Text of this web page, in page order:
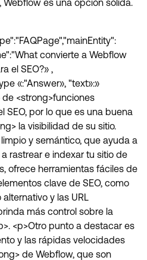
es una opción sólida.
convierte a Webflow
el SEO?» ,
«:"Answer», "text»:»
<strong>funciones
SEO, por lo que es una buena
la visibilidad de su sitio.
y semántico, que ayuda a
rastrear e indexar tu sitio de
ofrece herramientas fáciles de
clave de SEO, como
y las URL
más control sobre la
<p>Otro punto a destacar es
y las rápidas velocidades
de Webflow, que son